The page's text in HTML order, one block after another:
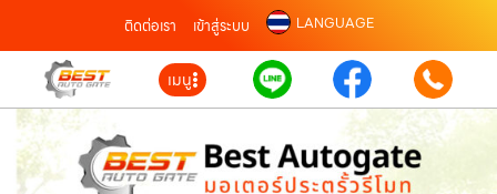
ติดต่อเรา เข้าสู่ระบบ LANGUAGE
เมนู